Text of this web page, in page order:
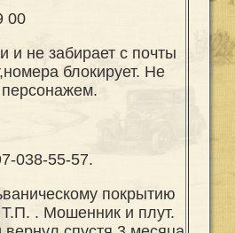
00
и не забирает с почты
блокирует. Не
038-55-57.
покрытию
. Мошенник и плут.